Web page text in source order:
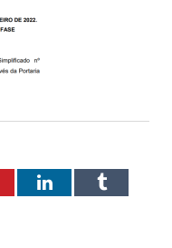
LinkedInTumblr